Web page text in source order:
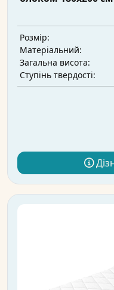
Розмір:
Матеріальний:
Загальна висота:
Ступінь твердості: